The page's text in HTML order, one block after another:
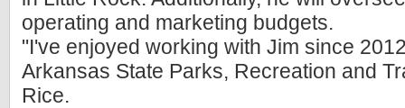
operating and marketing budgets.
"I've enjoyed working with Jim since
Arkansas State Parks, Recreation and
Rice.